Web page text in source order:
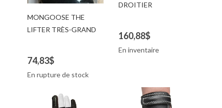
MONGOOSE THE
LIFTER TRÈS-GRAND
74,83$
En rupture de stock
DROITIER
160,88$
En inventaire